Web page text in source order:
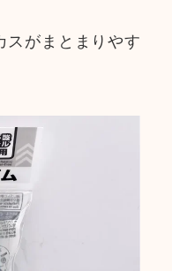
スがまとまりやす